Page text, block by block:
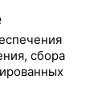
сбора